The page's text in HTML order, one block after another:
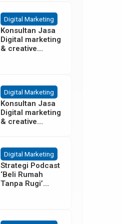
Digital Marketing
Konsultan Jasa
Digital marketing
& creative
Tangerang
Digital Marketing
Konsultan Jasa
Digital marketing
& creative
Digital Marketing
Strategi Podcast
‘Beli Rumah
Tanpa Rugi’